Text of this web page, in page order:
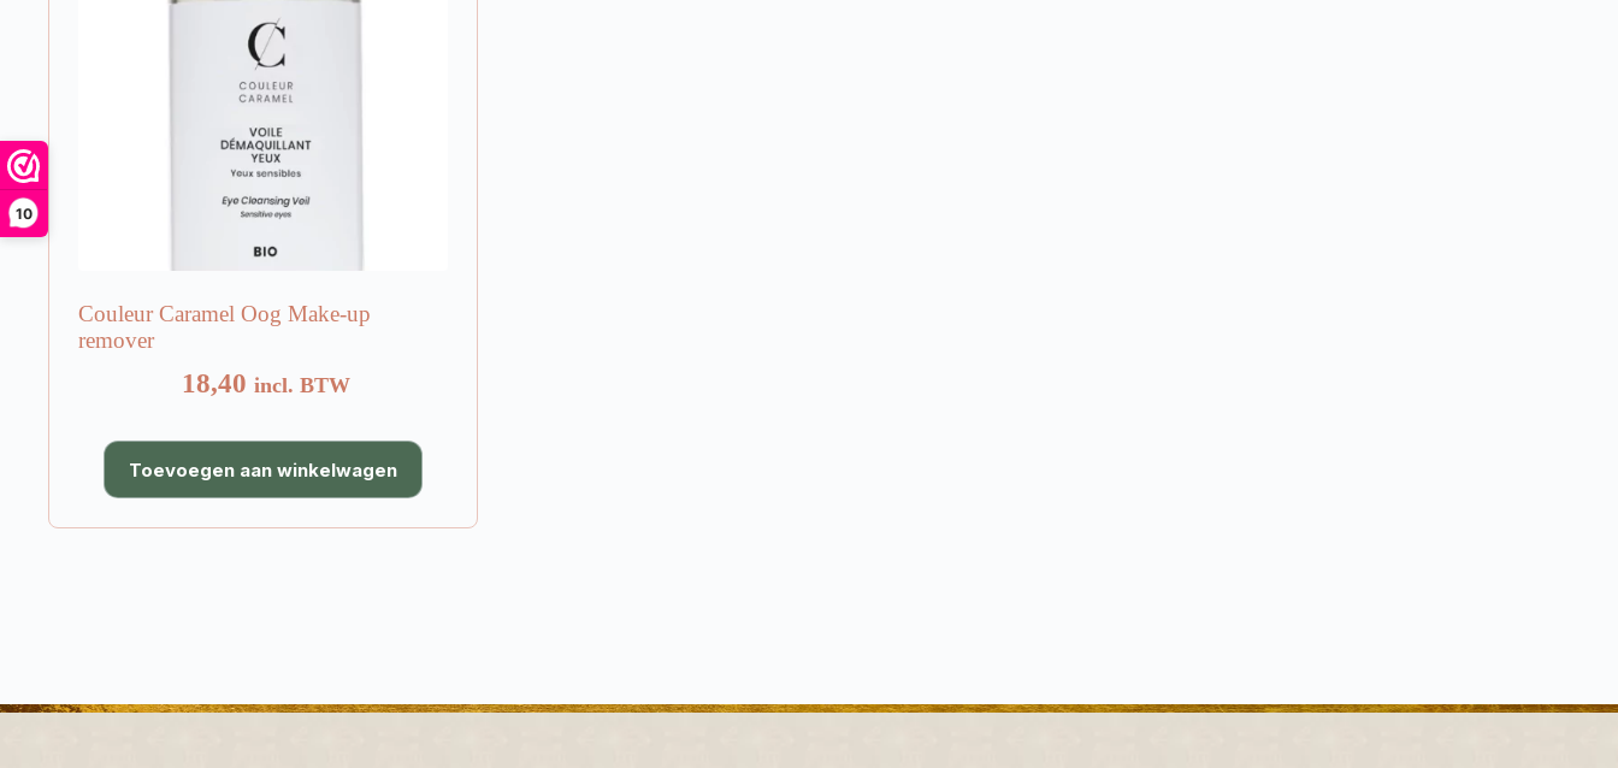
10
Couleur Caramel Oog Make-up
remover
18,40 incl. BTW
Toevoegen aan winkelwagen